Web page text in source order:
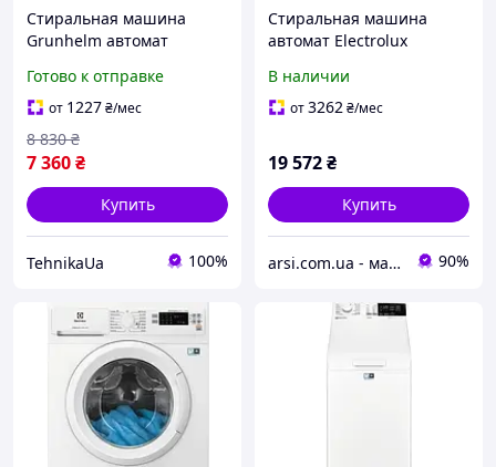
Стиральная машина
Grunhelm автомат
кг серая компактная для
дома
Готово к отправке
от 1227₴/мес
7 360₴
8 830 ₴
Купить
TehnikaUa 100%
Стиральная машина
автомат Electrolux
В наличии
от3262₴/мес
19 572₴
Купить
arsi.com.ua - магазин техники 90%